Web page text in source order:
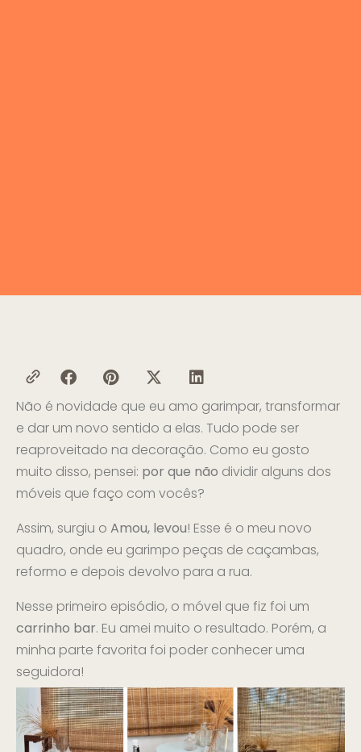
Não é novidade que eu amo garimpar, transformar
e dar um novo sentido a elas. Tudo pode ser
reaproveitado na decoração. Como eu gosto
muito disso, pensei: por que não dividir alguns dos
móveis que faço com vocês?
Assim, surgiu o Amou, levou! Esse é o meu novo
quadro, onde eu garimpo peças de caçambas,
reformo e depois devolvo para a rua.
Nesse primeiro episódio, o móvel que fiz foi um
carrinho bar. Eu amei muito o resultado. Porém, a
minha parte favorita foi poder conhecer uma
seguidora!